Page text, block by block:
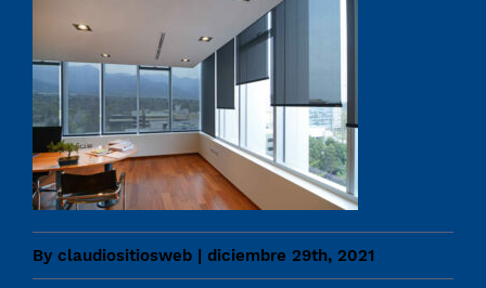
By claudiositiosweb | diciembre 29th, 2021